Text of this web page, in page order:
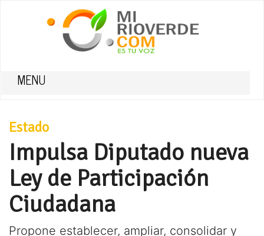
MENU
Estado
Impulsa Diputado nueva
Ley de Participación
Ciudadana
Propone establecer, ampliar, consolidar y